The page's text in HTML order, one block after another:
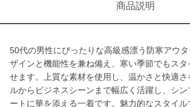
商品説明
50代の男性にぴったりな高級感漂う防寒アウ
ザインと機能性を兼ね備え、寒い季節でもス
せます。上質な素材を使用し、温かさと快適
ルからビジネスシーンまで幅広く活躍し、シ
ートに華を添える一着です。魅力的なスタイ